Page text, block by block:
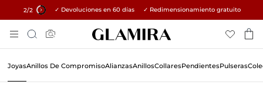
1/2 15% en todos los pedidos →
✓ Devoluciones en 60 días ✓ Redimensionamiento gratuito
To
Content
Búsqueda
JoyasAnillos De CompromisoAlianzasAnillosCollaresPendientesPulseras